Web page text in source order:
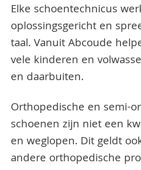
Elke schoentechnicus
oplossingsgericht en
taal. Vanuit Abcoude
vele kinderen en
en daarbuiten.
​​​​Orthopedische en semi-
schoenen zijn niet een
en weglopen. Dit geldt
andere orthopedische